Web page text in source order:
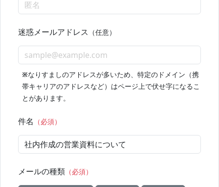
迷惑メールアドレス （任意）
※なりすましのアドレスが多いため、特定のドメイン（携
帯キャリアのアドレスなど）はページ上で伏せ字になるこ
とがあります。
件名 （必須）
メールの種類 （必須）